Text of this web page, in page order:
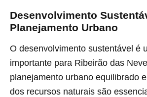
Desenvolvimento
Planejamento Urbano
O desenvolvimento sustentável é
importante para Ribeirão das
planejamento urbano equilibrado
dos recursos naturais são